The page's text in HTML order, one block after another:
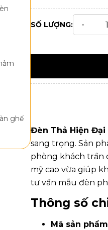
ghế
SỐ LƯỢNG:
Đèn Thả Hiện Đại
sang trọng. Sản
phòng khách trần
mỹ cao vừa giúp
tư vấn mẫu đèn
Thông số
Mã sản